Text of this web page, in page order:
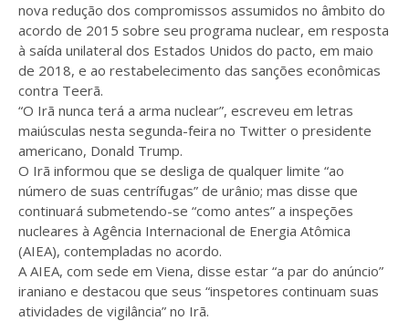
nova redução dos compromissos assumidos no âmbito do
acordo de 2015 sobre seu programa nuclear, em resposta
à saída unilateral dos Estados Unidos do pacto, em maio
de 2018, e ao restabelecimento das sanções econômicas
contra Teerã.
“O Irã nunca terá a arma nuclear”, escreveu em letras
maiúsculas nesta segunda-feira no Twitter o presidente
americano, Donald Trump.
O Irã informou que se desliga de qualquer limite “ao
número de suas centrífugas” de urânio; mas disse que
continuará submetendo-se “como antes” a inspeções
nucleares à Agência Internacional de Energia Atômica
(AIEA), contempladas no acordo.
A AIEA, com sede em Viena, disse estar “a par do anúncio”
iraniano e destacou que seus “inspetores continuam suas
atividades de vigilância” no Irã.